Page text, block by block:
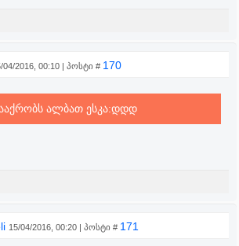
04/2016, 00:10 | პოსტი # 170
ალბათ ესკა:დდდ
15/04/2016, 00:20 | პოსტი # 171